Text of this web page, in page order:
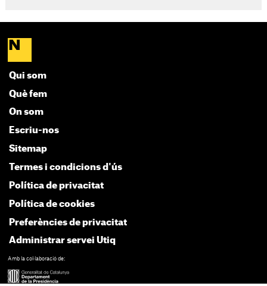
Qui som
Què fem
On som
Escriu-nos
Sitemap
Termes i condicions d'ús
Política de privacitat
Política de cookies
Preferències de privacitat
Administrar servei Utiq
Amb la col·laboració de: